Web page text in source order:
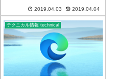
と思います。FTP（File Transfer
Protocol）の略です。一般的に
は、FTPクライアントソフトを
利用...
2019.04.03 2019.04.04
テクニカル情報 technical